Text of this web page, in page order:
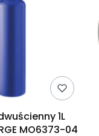
1L
MO6373-04